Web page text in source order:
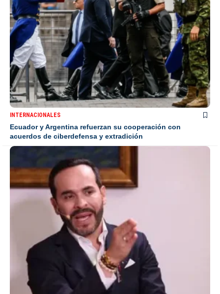
INTERNACIONALES
Ecuador y Argentina refuerzan su cooperación con
acuerdos de ciberdefensa y extradición